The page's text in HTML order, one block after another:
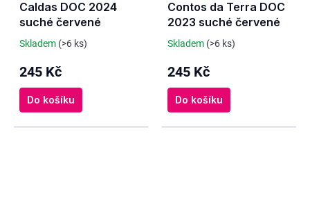
Caldas DOC 2024
suché červené
Skladem (>6 ks)
245 Kč
Do košíku
Contos da Terra DOC
2023 suché červené
Skladem (>6 ks)
245 Kč
Do košíku